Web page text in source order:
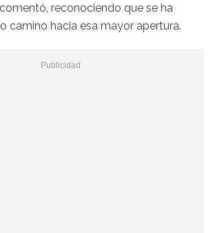
reconociendo que se ha
camino hacia esa mayor apertura.